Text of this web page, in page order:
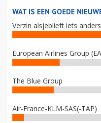
WAT IS EEN GOEDE
Verzin alsjeblieft iets anders
European Airlines Group
The Blue Group
Air-France-KLM-SAS(-TAP)